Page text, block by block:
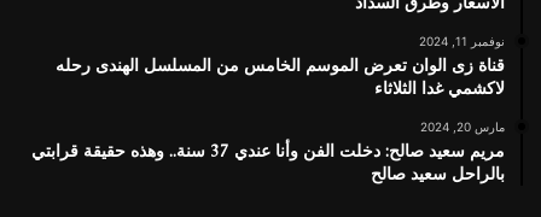
نوفمبر 11, 2024
قناة زى الوان تعرض الموسم الخامس من المسلسل الهندى رحله
لاكشمي غدا الثلاثاء
مارس 20, 2024
مريم سعيد صالح: دخلت الفن وأنا عندي 37 سنة.. وهذه حقيقة قرابتي
بالراحل سعيد صالح